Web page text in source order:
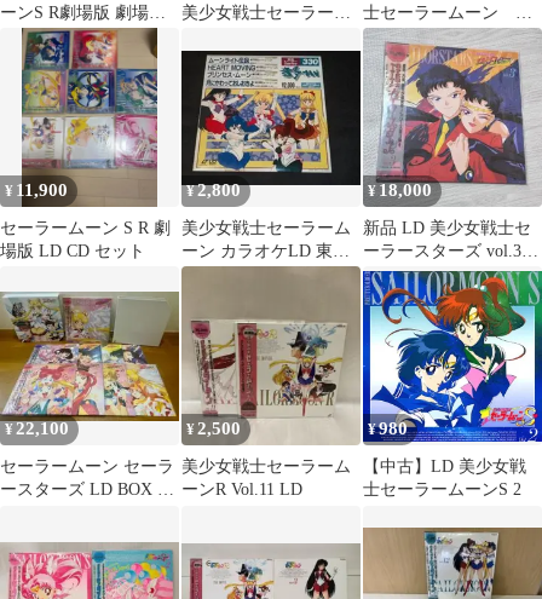
ーンS R劇場版 劇場版&
イベント LD レーザー
ディスク
美少女戦士セーラーム
ット ♪
士セーラームーン レ
ーザーディスク
¥ 11,900
セーラームーン S R 劇
場版 LD CD セット
¥2,800
美少女戦士セーラーム
ーン カラオケLD 東映
レーザーカラオケ 330
¥ 18,000
新品 LD 美少女戦士セ
ーラースターズ vol.3
セーラームーン 星野光
¥22,100
セーラームーン セーラ
ースターズ LD BOX レ
¥2,500
美少女戦士セーラーム
ーンR Vol.11 LD
¥980
【中古】LD 美少女戦
士セーラームーンS 2